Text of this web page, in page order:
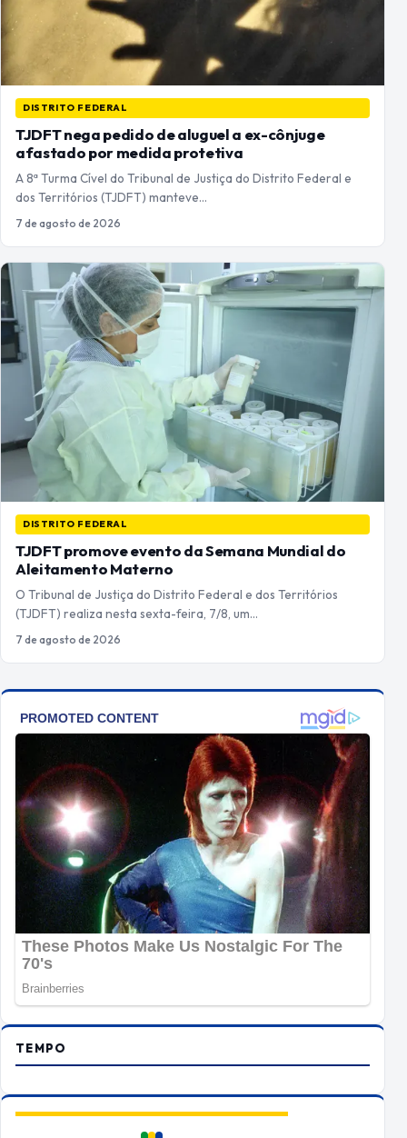
DISTRITO FEDERAL
TJDFT nega pedido de aluguel a ex-cônjuge
afastado por medida protetiva
A 8ª Turma Cível do Tribunal de Justiça do Distrito Federal e
dos Territórios (TJDFT) manteve…
7 de agosto de 2026
DISTRITO FEDERAL
TJDFT promove evento da Semana Mundial do
Aleitamento Materno
O Tribunal de Justiça do Distrito Federal e dos Territórios
(TJDFT) realiza nesta sexta-feira, 7/8, um…
7 de agosto de 2026
TEMPO